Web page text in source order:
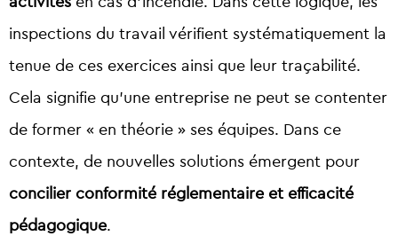
inspections du travail vérifient systématiquement la
tenue de ces exercices ainsi que leur traçabilité.
Cela signifie qu’une entreprise ne peut se contenter
de former « en théorie » ses équipes. Dans ce
contexte, de nouvelles solutions émergent pour
concilier conformité réglementaire et efficacité
pédagogique.